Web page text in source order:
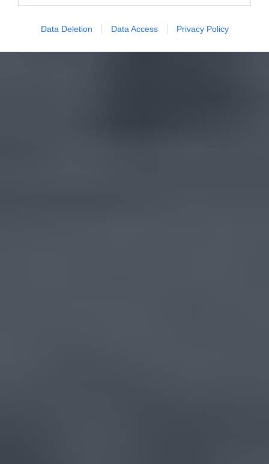
Data Deletion Data Access Privacy Policy